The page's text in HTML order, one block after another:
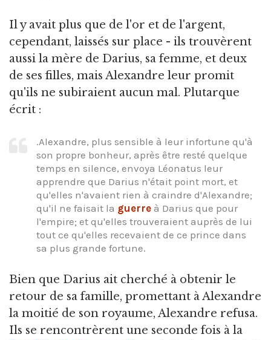
Il y avait plus que de l'or et de l'argent,
cependant, laissés sur place - ils trouvèrent
aussi la mère de Darius, sa femme, et deux
de ses filles, mais Alexandre leur promit
qu'ils ne subiraient aucun mal. Plutarque
écrit :
.Alexandre, plus sensible à leur infortune qu'à
son propre bonheur, après être resté quelque
temps en silence, envoya Léonatus leur
apprendre que Darius n'était point mort, et
qu'elles n'avaient rien à craindre d'Alexandre;
qu'il ne faisait la guerre à Darius que pour
l'empire; et qu'elles trouveraient auprès de lui
tout ce qu'elles recevaient de ce prince dans
sa plus grande fortune.
Bien que Darius ait cherché à obtenir le
retour de sa famille, promettant à Alexandre
la moitié de son royaume, Alexandre refusa.
Ils se rencontrèrent une seconde fois à la